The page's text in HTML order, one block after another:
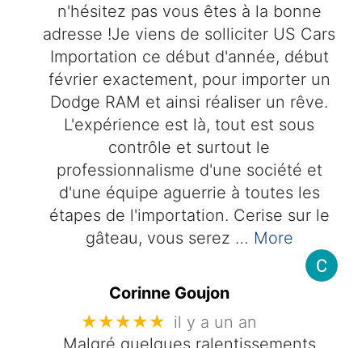
n'hésitez pas vous êtes à la bonne
adresse !Je viens de solliciter US Cars
Importation ce début d'année, début
février exactement, pour importer un
Dodge RAM et ainsi réaliser un rêve.
L'expérience est là, tout est sous
contrôle et surtout le
professionnalisme d'une société et
d'une équipe aguerrie à toutes les
étapes de l'importation. Cerise sur le
gâteau, vous serez … More
Corinne Goujon
★★★★★ il y a un an
Malgré quelques ralentissements